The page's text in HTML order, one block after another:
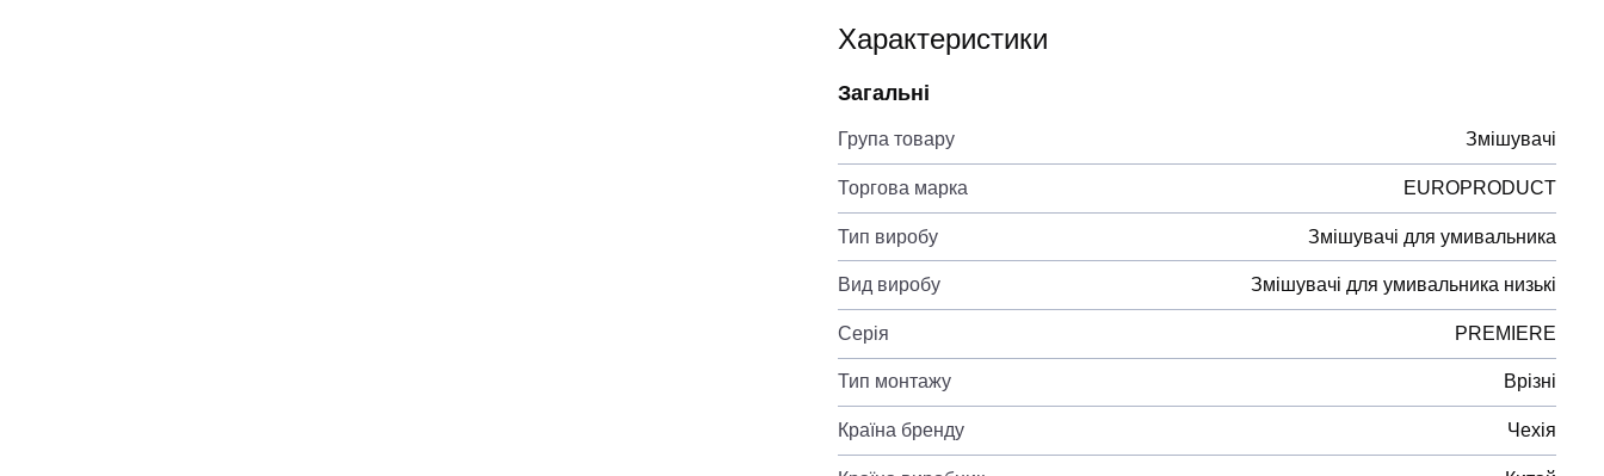
Характеристики
Загальні
Група товару Змішувачі
Торгова марка EUROPRODUCT
Тип виробу Змішувачі для умивальника
Вид виробу Змішувачі для умивальника низькі
Серія PREMIERE
Тип монтажу Врізні
Країна бренду Чехія